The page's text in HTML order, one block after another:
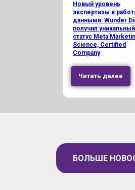
Новый уровень
экспертизы в
данными: Wunder
получил уникальный
статус Meta
Science, Certified
Company
Читать далее
БОЛЬШЕ